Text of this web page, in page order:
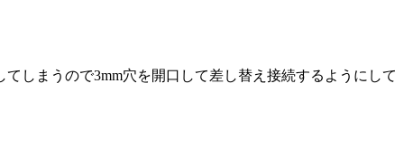
しまうので3mm穴を開口して差し替え接続するようにして